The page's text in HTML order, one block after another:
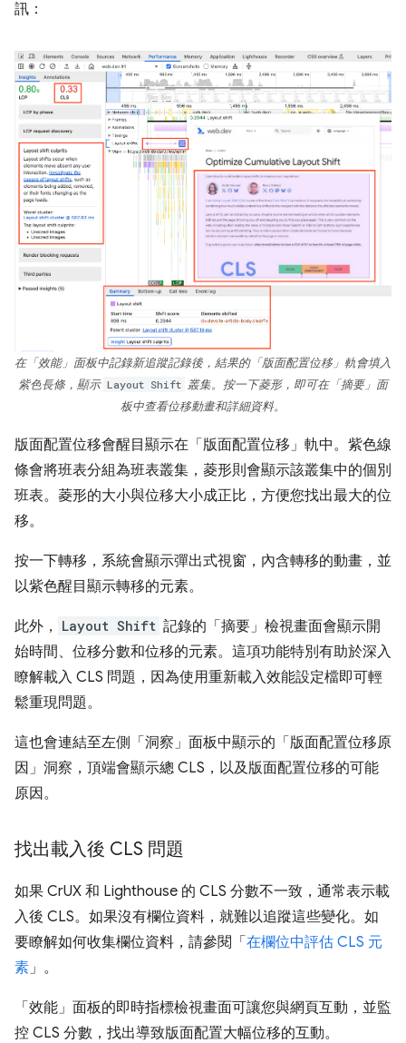
訊：
在「效能」面板中記錄新追蹤記錄後，結果的「版面配置位移」 軌會填入
紫色長條，顯示 Layout Shift 叢集。按一下菱形，即可在「摘要」 面
板中查看位移動畫和詳細資料。
版面配置位移會醒目顯示在「版面配置位移」 軌中。紫色線
條會將班表分組為班表叢集，菱形則會顯示該叢集中的個別
班表。菱形的大小與位移大小成正比，方便您找出最大的位
移。
按一下轉移，系統會顯示彈出式視窗，內含轉移的動畫，並
以紫色醒目顯示轉移的元素。
此外， Layout Shift 記錄的「摘要」 檢視畫面會顯示開
始時間、位移分數和位移的元素。這項功能特別有助於深入
瞭解載入 CLS 問題，因為使用重新載入效能設定檔即可輕
鬆重現問題。
這也會連結至左側「洞察」 面板中顯示的「版面配置位移原
因」 洞察，頂端會顯示總 CLS，以及版面配置位移的可能
原因。
找出載入後 CLS 問題
如果 CrUX 和 Lighthouse 的 CLS 分數不一致，通常表示載
入後 CLS。如果沒有欄位資料，就難以追蹤這些變化。如
要瞭解如何收集欄位資料，請參閱「在欄位中評估 CLS 元
素 」。
「效能」面板的即時指標檢視畫面可讓您與網頁互動，並監
控 CLS 分數，找出導致版面配置大幅位移的互動。